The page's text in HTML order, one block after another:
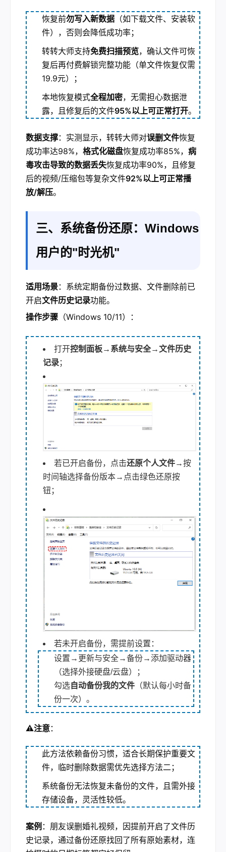
恢复前勿写入新数据 （如下载文件、安装软
件），否则会降低成功率；
转转大师支持免费扫描预览，确认文件可恢
复后再付费解锁完整功能（单文件恢复仅需
19.9元）；
本地恢复模式全程加密，无需担心数据泄
露，且修复后的文件95%以上可正常打开。
数据支撑：实测显示，转转大师对误删文件恢复
成功率达98%， 格式化磁盘恢复成功率85%， 病
毒攻击导致的数据丢失恢复成功率90%，且修复
后的视频/压缩包等复杂文件92%以上可正常播
放/解压。
三、系统备份还原：Windows
用户的"时光机"
适用场景：系统定期备份过数据、文件删除前已
开启文件历史记录功能。
操作步骤 （Windows 10/11）：
打开控制面板→系统与安全→文件历史
记录；
若已开启备份，点击还原个人文件→按
时间轴选择备份版本→点击绿色还原按
钮；
若未开启备份，需提前设置：
设置→更新与安全→备份→添加驱动器
（选择外接硬盘/云盘）；
勾选自动备份我的文件 （默认每小时备
份一次）。
⚠️注意：
此方法依赖备份习惯，适合长期保护重要文
件，临时删除数据需优先选择方法二；
系统备份无法恢复未备份的文件，且需外接
存储设备，灵活性较低。
案例 ：朋友误删婚礼视频，因提前开启了文件历
史记录，通过备份还原找回了所有原始素材，连